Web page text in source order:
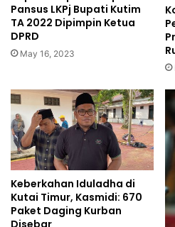
Pansus LKPj Bupati Kutim
TA 2022 Dipimpin Ketua
DPRD
May 16, 2023
Keberkahan Iduladha di
Kutai Timur, Kasmidi: 670
Paket Daging Kurban
Disebar